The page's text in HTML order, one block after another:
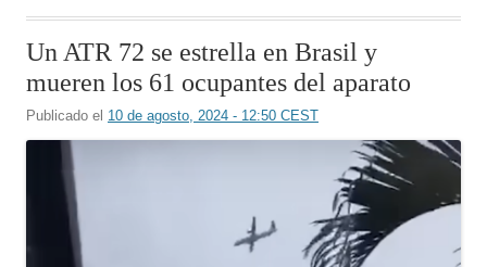
Un ATR 72 se estrella en Brasil y
mueren los 61 ocupantes del aparato
Publicado el 10 de agosto, 2024 - 12:50 CEST